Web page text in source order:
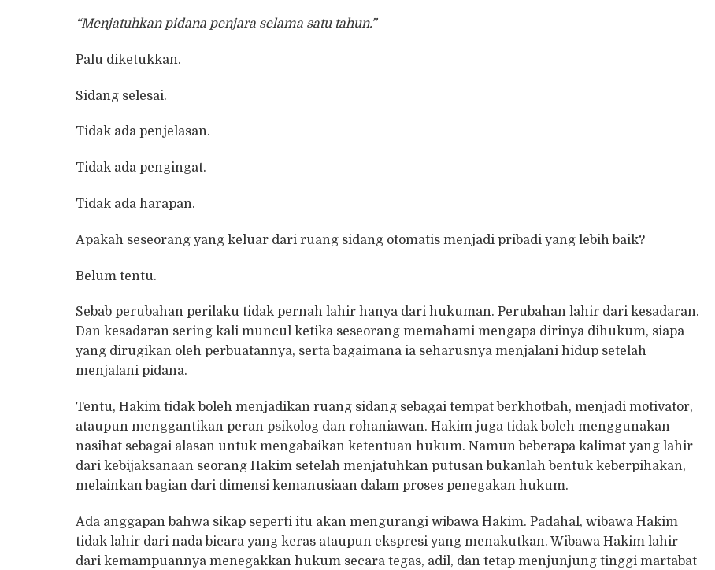
“Menjatuhkan pidana penjara selama satu tahun.”
Palu diketukkan.
Sidang selesai.
Tidak ada penjelasan.
Tidak ada pengingat.
Tidak ada harapan.
Apakah seseorang yang keluar dari ruang sidang otomatis menjadi pribadi yang lebih baik?
Belum tentu.
Sebab perubahan perilaku tidak pernah lahir hanya dari hukuman. Perubahan lahir dari kesadaran.
Dan kesadaran sering kali muncul ketika seseorang memahami mengapa dirinya dihukum, siapa
yang dirugikan oleh perbuatannya, serta bagaimana ia seharusnya menjalani hidup setelah
menjalani pidana.
Tentu, Hakim tidak boleh menjadikan ruang sidang sebagai tempat berkhotbah, menjadi motivator,
ataupun menggantikan peran psikolog dan rohaniawan. Hakim juga tidak boleh menggunakan
nasihat sebagai alasan untuk mengabaikan ketentuan hukum. Namun beberapa kalimat yang lahir
dari kebijaksanaan seorang Hakim setelah menjatuhkan putusan bukanlah bentuk keberpihakan,
melainkan bagian dari dimensi kemanusiaan dalam proses penegakan hukum.
Ada anggapan bahwa sikap seperti itu akan mengurangi wibawa Hakim. Padahal, wibawa Hakim
tidak lahir dari nada bicara yang keras ataupun ekspresi yang menakutkan. Wibawa Hakim lahir
dari kemampuannya menegakkan hukum secara tegas, adil, dan tetap menjunjung tinggi martabat